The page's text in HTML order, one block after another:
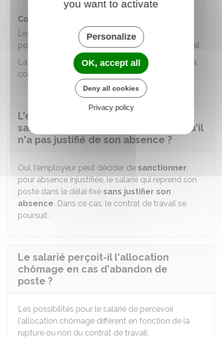
Contestation de la démission par le salarié
Le salarié peut saisir leconseil de prud'hommes
pour contester la rupture de son contrat de travail.
La demande est traitée dans un délai d'un mois à
compter du dépôt de la demande.
L'employeur peut-il sanctionner un
salarié qui reprend le travail alors qu'il
n'a pas justifié de son absence ?
Oui, l'employeur peut décider de sanctionner,
pour absence injustifiée, le salarié qui reprend son
poste dans le délai fixé sans justifier son
absence. Dans ce cas, le contrat de travail se
poursuit.
Le salarié perçoit-il l'allocation
chômage en cas d'abandon de
poste ?
Les possibilités pour le salarié de percevoir
l'allocation chômage diffèrent en fonction de la
rupture ou non du contrat de travail.
you want to activate
Personalize
OK, accept all
Deny all cookies
Privacy policy